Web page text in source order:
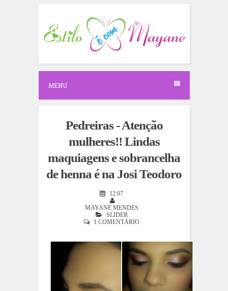
c
o
e
MENU
Pedreiras - Atenção
mulheres!! Lindas
maquiagens e sobrancelha
de henna é na Josi Teodoro
12:07
MAYANE MENDES
SLIDER
1 COMENTÁRIO